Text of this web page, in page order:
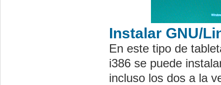
Instalar GNU/
En este tipo de
i386 se puede
incluso los dos a la